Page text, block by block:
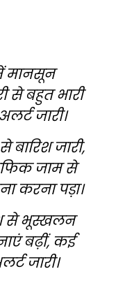
मानसून
से बहुत भारी
जारी।
जारी,
जाम से
करना पड़ा।
से भूस्खलन
बढ़ीं, कई
जारी।